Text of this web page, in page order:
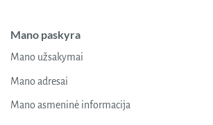
Mano paskyra
Mano užsakymai
Mano adresai
Mano asmeninė informacija